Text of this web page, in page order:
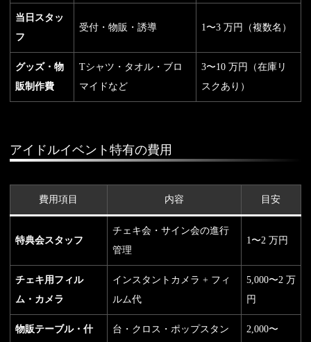
当日スタッ
フ
受付・物販・誘導 1〜3 万円（複数名）
グッズ・物
販制作費
Tシャツ・タオル・ブロ
マイドなど
3〜10 万円（在庫リ
スクあり）
アイドルイベント特有の費用
費用項目 内容 目安
特典会スタッフ
チェキ会・サイン会の進行
管理
1〜2 万円
チェキ用フィル
ム・カメラ
インスタントカメラ + フィ
ルム代
5,000〜2 万
円
物販テーブル・什
台・クロス・ポップスタン
2,000〜